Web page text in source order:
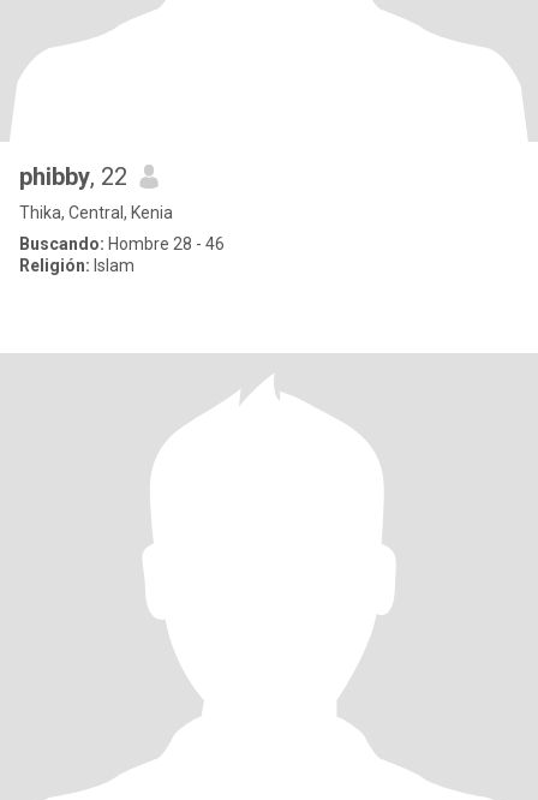
phibby, 22
Thika, Central, Kenia
Buscando: Hombre 28 - 46
Religión: Islam